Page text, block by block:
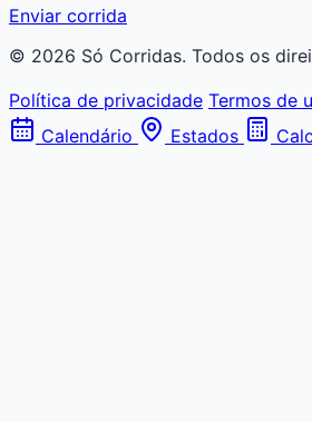
Enviar corrida
© 2026 Só Corridas. Todos os
Política de privacidade Termos de
Calendário
Estados